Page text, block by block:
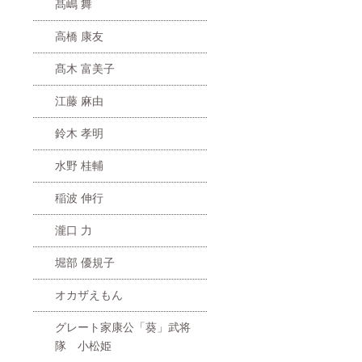
髙嶋 舞
高橋 康友
髙木 富美子
江藤 麻由
鈴木 孝明
水野 桂輔
稲波 伸行
瀧口 力
堀部 優規子
オカザえもん
グレート家康公「葵」武将
隊 小松姫